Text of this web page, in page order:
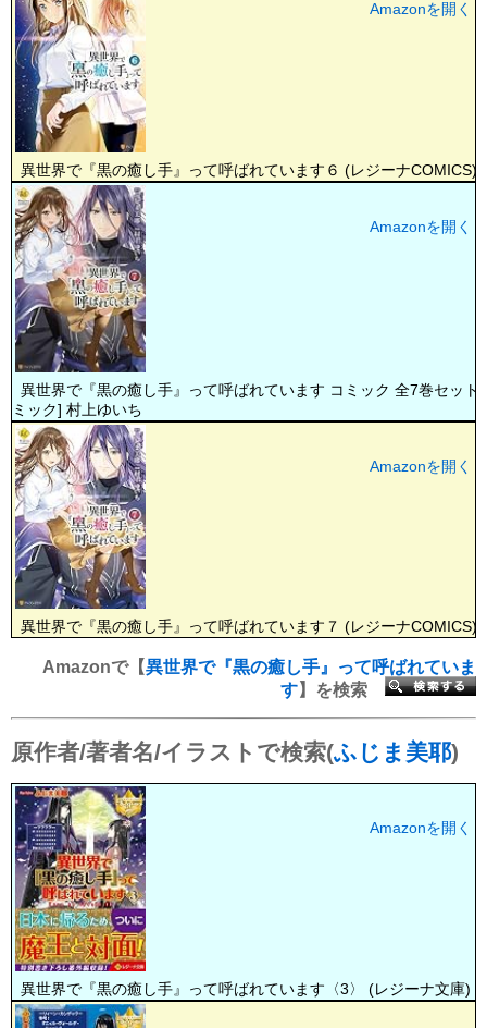
異世界で『黒の癒し手』って呼ばれています６ (レジーナCOMICS)
Amazonを開く
異世界で『黒の癒し手』って呼ばれています コミック 全7巻セット
ミック] 村上ゆいち
Amazonを開く
異世界で『黒の癒し手』って呼ばれています７ (レジーナCOMICS)
Amazonを開く
Amazonで【異世界で『黒の癒し手』って呼ばれていま
す】を検索
原作者/著者名/イラストで検索(ふじま美耶)
異世界で『黒の癒し手』って呼ばれています〈3〉 (レジーナ文庫)
Amazonを開く